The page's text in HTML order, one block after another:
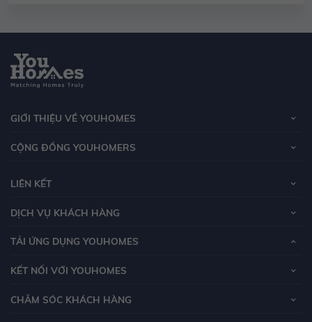
GIỚI THIỆU VỀ YOUHOMES
CỘNG ĐỒNG YOUHOMERS
LIÊN KẾT
DỊCH VỤ KHÁCH HÀNG
TẢI ỨNG DỤNG YOUHOMES
KẾT NỐI VỚI YOUHOMES
CHĂM SÓC KHÁCH HÀNG